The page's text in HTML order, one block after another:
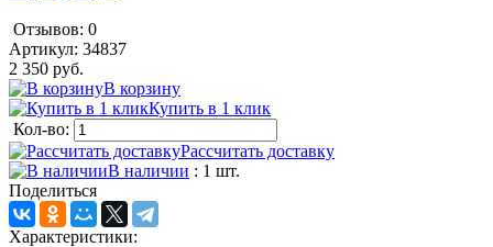
Отзывов: 0
Артикул: 34837
2 350 руб.
В корзину
Купить в 1 клик
Кол-во:
Рассчитать доставку
В наличии : 1 шт.
Поделиться
Характеристики: